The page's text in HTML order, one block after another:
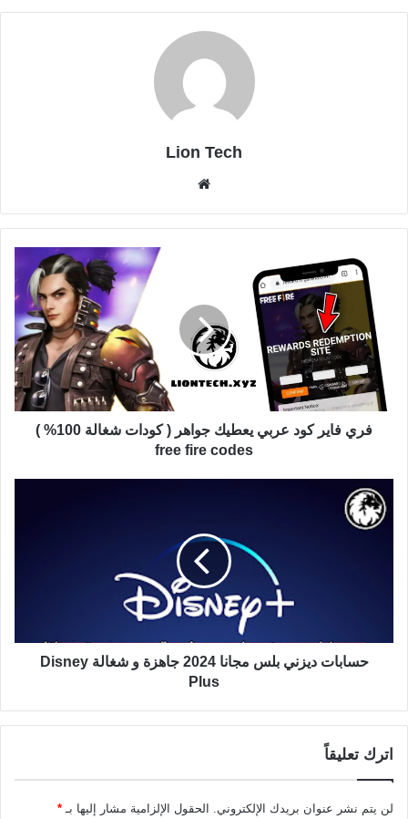
Lion Tech
فري فاير كود عربي يعطيك جواهر ( كودات شغالة 100% )
free fire codes
حسابات ديزني بلس مجانا 2024 جاهزة و شغالة Disney
Plus
اترك تعليقاً
لن يتم نشر عنوان بريدك الإلكتروني. الحقول الإلزامية مشار إليها بـ *